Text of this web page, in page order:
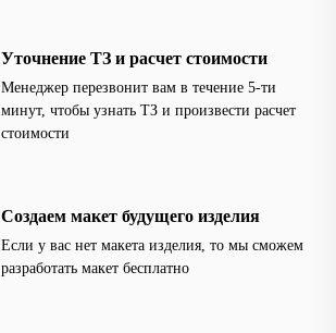
Уточнение ТЗ и расчет стоимости
Менеджер перезвонит вам в течение 5-ти
минут, чтобы узнать ТЗ и произвести расчет
стоимости
Создаем макет будущего изделия
Если у вас нет макета изделия, то мы сможем
разработать макет бесплатно